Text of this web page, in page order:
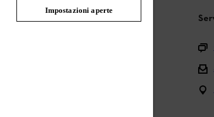
STIHL FAQ
Impostazioni aperte